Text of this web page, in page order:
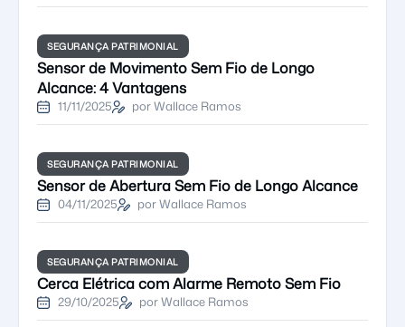
SEGURANÇA PATRIMONIAL
Sensor de Movimento Sem Fio de Longo
Alcance: 4 Vantagens
11/11/2025 por Wallace Ramos
SEGURANÇA PATRIMONIAL
Sensor de Abertura Sem Fio de Longo Alcance
04/11/2025 por Wallace Ramos
SEGURANÇA PATRIMONIAL
Cerca Elétrica com Alarme Remoto Sem Fio
29/10/2025 por Wallace Ramos